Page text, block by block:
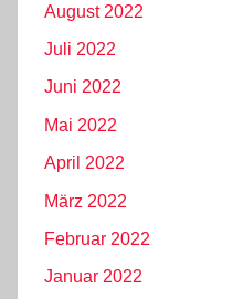
August 2022
Juli 2022
Juni 2022
Mai 2022
April 2022
März 2022
Februar 2022
Januar 2022